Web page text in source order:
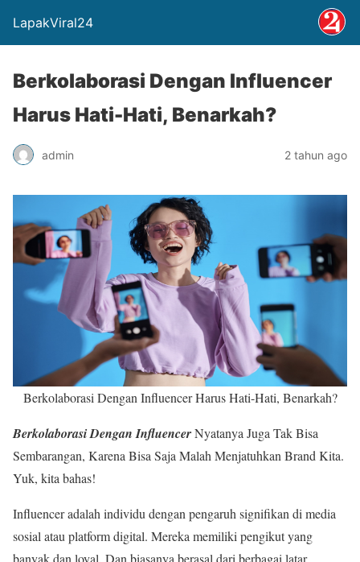
LapakViral24
Berkolaborasi Dengan Influencer
Harus Hati-Hati, Benarkah?
admin 2 tahun ago
Berkolaborasi Dengan Influencer Harus Hati-Hati, Benarkah?
Berkolaborasi Dengan InfluencerNyatanya Juga Tak Bisa
Sembarangan, Karena Bisa Saja Malah Menjatuhkan Brand Kita.
Yuk, kita bahas!
Influencer adalah individu dengan pengaruh signifikan di media
sosial atau platform digital. Mereka memiliki pengikut yang
banyak dan loyal. Dan biasanya berasal dari berbagai latar